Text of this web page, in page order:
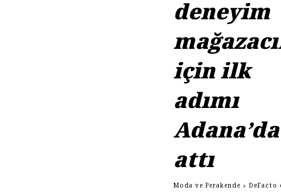
deneyim
için ilk
adımı
Adana’da
attı
Moda ve Perakende
DeFacto